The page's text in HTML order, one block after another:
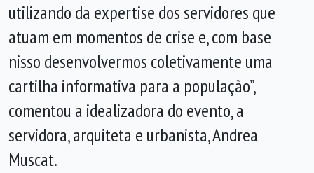
utilizando da expertise dos servidores que
atuam em momentos de crise e, com base
nisso desenvolvermos coletivamente uma
cartilha informativa para a população”,
comentou a idealizadora do evento, a
servidora, arquiteta e urbanista, Andrea
Muscat.